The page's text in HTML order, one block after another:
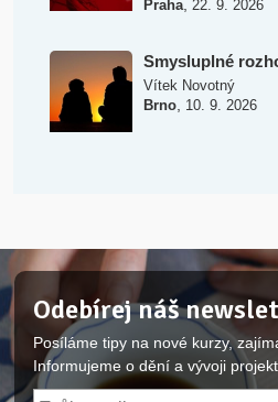
Praha, 22. 9. 2026
Smysluplné
Vítek Novotný
Brno, 10. 9. 2026
Odebírej náš
Posíláme tipy na nové kurzy,
Informujeme o dění a vývoji